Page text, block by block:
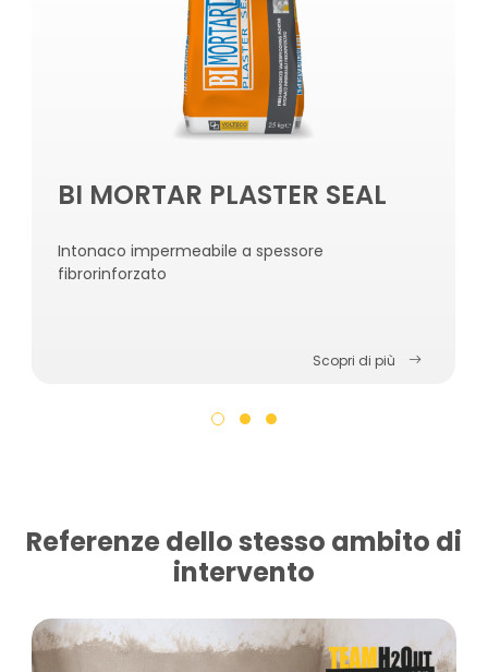
BI MORTAR PLASTER SEAL
Intonaco impermeabile a spessore
fibrorinforzato
Scopri di più
Referenze dello stesso ambito di
intervento